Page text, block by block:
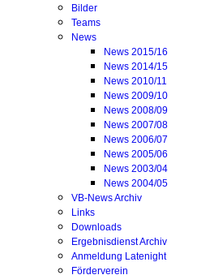
Bilder
Teams
News
News 2015/16
News 2014/15
News 2010/11
News 2009/10
News 2008/09
News 2007/08
News 2006/07
News 2005/06
News 2003/04
News 2004/05
VB-News Archiv
Links
Downloads
Ergebnisdienst Archiv
Anmeldung Latenight
Förderverein